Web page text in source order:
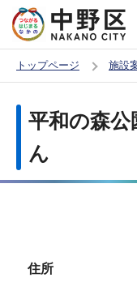
の
ー
トップページ 施設
か
平和の森公
ん
住所